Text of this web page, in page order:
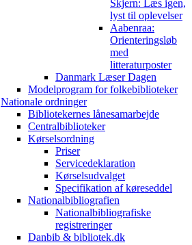
Skjern: Læs igen,
lyst til oplevelser
Aabenraa:
Orienteringsløb
med
litteraturposter
Danmark Læser Dagen
Modelprogram for folkebiblioteker
Nationale ordninger
Bibliotekernes lånesamarbejde
Centralbiblioteker
Kørselsordning
Priser
Servicedeklaration
Kørselsudvalget
Specifikation af køreseddel
Nationalbibliografien
Nationalbibliografiske
registreringer
Danbib & bibliotek.dk